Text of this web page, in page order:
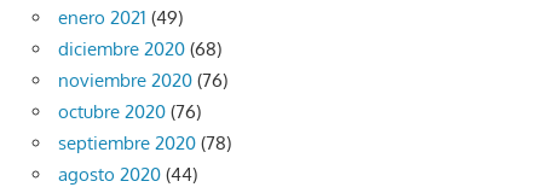
enero 2021 (49)
diciembre 2020 (68)
noviembre 2020 (76)
octubre 2020 (76)
septiembre 2020 (78)
agosto 2020 (44)